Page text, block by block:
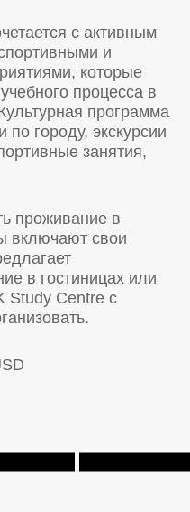
с активным
и
которые
процесса в
программа
по городу, экскурсии
занятия,
проживание в
включают свои
в гостиницах или
Study Centre с